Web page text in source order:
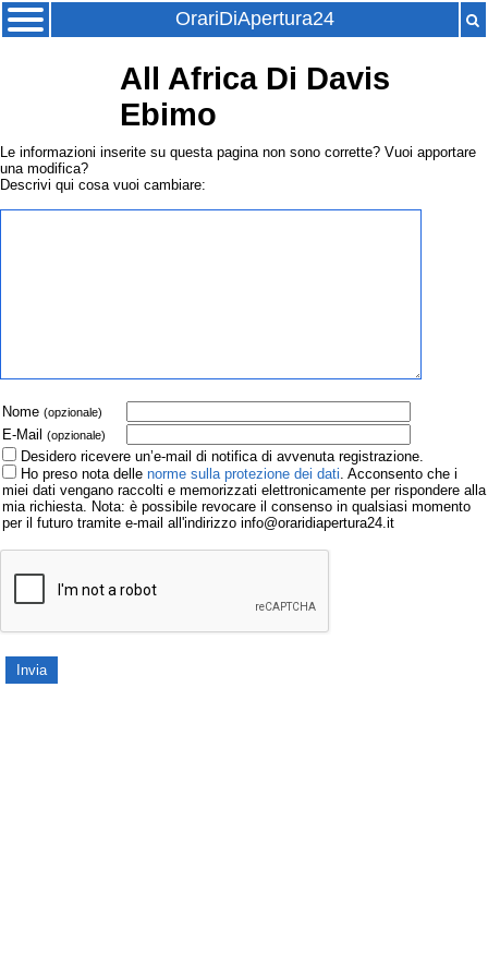
OrariDiApertura24
All Africa Di Davis
Ebimo
Le informazioni inserite su questa pagina non sono corrette? Vuoi apportare
una modifica?
Descrivi qui cosa vuoi cambiare:
Nome (opzionale)
E-Mail (opzionale)
Desidero ricevere un’e-mail di notifica di avvenuta registrazione.
Ho preso nota delle norme sulla protezione dei dati. Acconsento che i
miei dati vengano raccolti e memorizzati elettronicamente per rispondere alla
mia richiesta. Nota: è possibile revocare il consenso in qualsiasi momento
per il futuro tramite e-mail all'indirizzo info@oraridiapertura24.it